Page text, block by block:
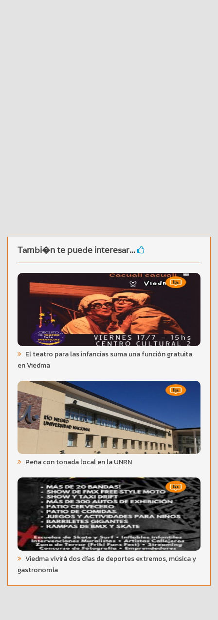
Tambi�n te puede interesar...
El teatro para las infancias suma una función gratuita
en Viedma
Peña con tonada local en la UNRN
Viedma vivirá dos días de deportes extremos, música y
gastronomía